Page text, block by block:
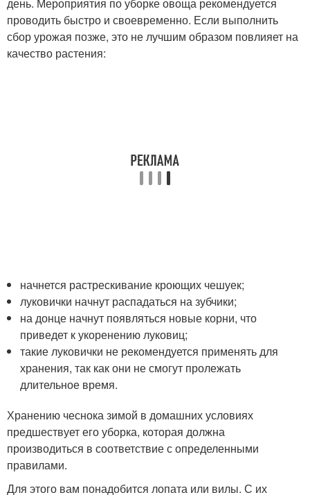
проводить быстро и своевременно. Если выполнить
сбор урожая позже, это не лучшим образом повлияет на
качество растения:
начнется растрескивание кроющих чешуек;
луковички начнут распадаться на зубчики;
на донце начнут появляться новые корни, что
приведет к укоренению луковиц;
такие луковички не рекомендуется применять для
хранения, так как они не смогут пролежать
длительное время.
Хранению чеснока зимой в домашних условиях
предшествует его уборка, которая должна
производиться в соответствие с определенными
правилами.
Для этого вам понадобится лопата или вилы. С их